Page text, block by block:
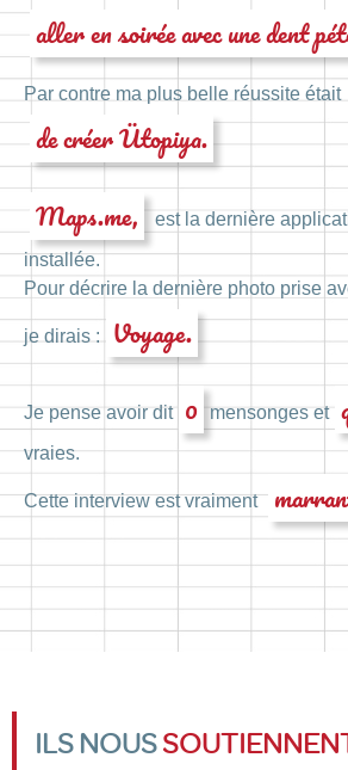
aller en soirée avec une dent
Par contre ma plus belle réussite était
de créer Ütopiya.
Maps.me,
est la dernière
installée.
Pour décrire la dernière photo prise
je dirais : Voyage.
Je pense avoir dit 0 mensonges et
vraies.
Cette interview est vraiment
ILS NOUS